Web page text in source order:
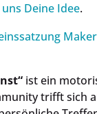
Deine Idee.
ist ein
trifft sich